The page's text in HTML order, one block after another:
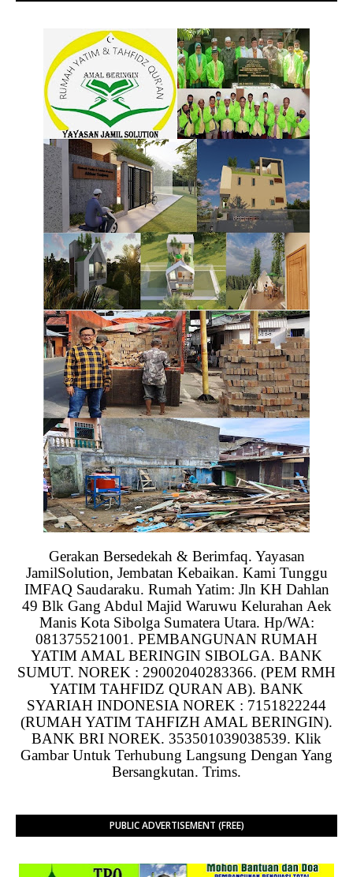
Gerakan Bersedekah & Berimfaq. Yayasan
JamilSolution, Jembatan Kebaikan. Kami Tunggu
IMFAQ Saudaraku. Rumah Yatim: Jln KH Dahlan
49 Blk Gang Abdul Majid Waruwu Kelurahan Aek
Manis Kota Sibolga Sumatera Utara. Hp/WA:
081375521001. PEMBANGUNAN RUMAH
YATIM AMAL BERINGIN SIBOLGA. BANK
SUMUT. NOREK : 29002040283366. (PEM RMH
YATIM TAHFIDZ QURAN AB). BANK
SYARIAH INDONESIA NOREK : 7151822244
(RUMAH YATIM TAHFIZH AMAL BERINGIN).
BANK BRI NOREK. 353501039038539. Klik
Gambar Untuk Terhubung Langsung Dengan Yang
Bersangkutan. Trims.
PUBLIC ADVERTISEMENT (FREE)